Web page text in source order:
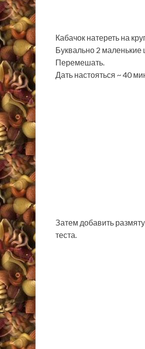
Кабачок натереть на
Буквально 2 маленькие
Перемешать.
Дать настояться ~ 40
Затем добавить
теста.